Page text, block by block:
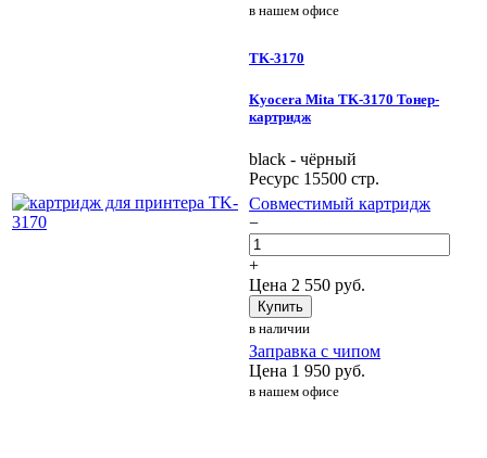
в нашем офисе
TK-3170
Kyocera Mita TK-3170 Тонер-
картридж
black - чёрный
Ресурс 15500 стр.
Совместимый картридж
−
+
Цена 2 550 руб.
Купить
в наличии
Заправка с чипом
Цена 1 950 руб.
в нашем офисе